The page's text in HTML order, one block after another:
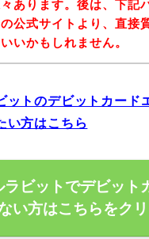
あります。後は、下記
の公式サイトより、直接
いかもしれません。
ットのデビットカード
い方はこちら
ラビットでデビット
い方はこちらをク